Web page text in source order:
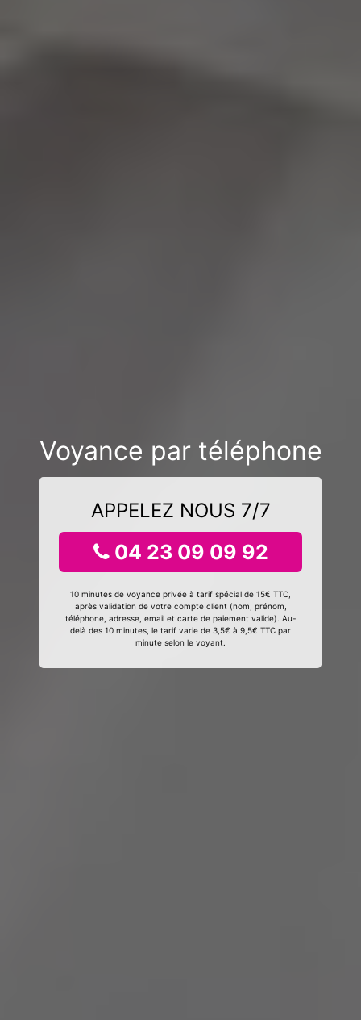
Voyance par téléphone
APPELEZ NOUS 7/7
04 23 09 09 92
10 minutes de voyance privée à tarif spécial de 15€ TTC,
après validation de votre compte client (nom, prénom,
téléphone, adresse, email et carte de paiement valide). Au-
delà des 10 minutes, le tarif varie de 3,5€ à 9,5€ TTC par
minute selon le voyant.